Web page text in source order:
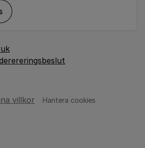
villkor Hantera cookies